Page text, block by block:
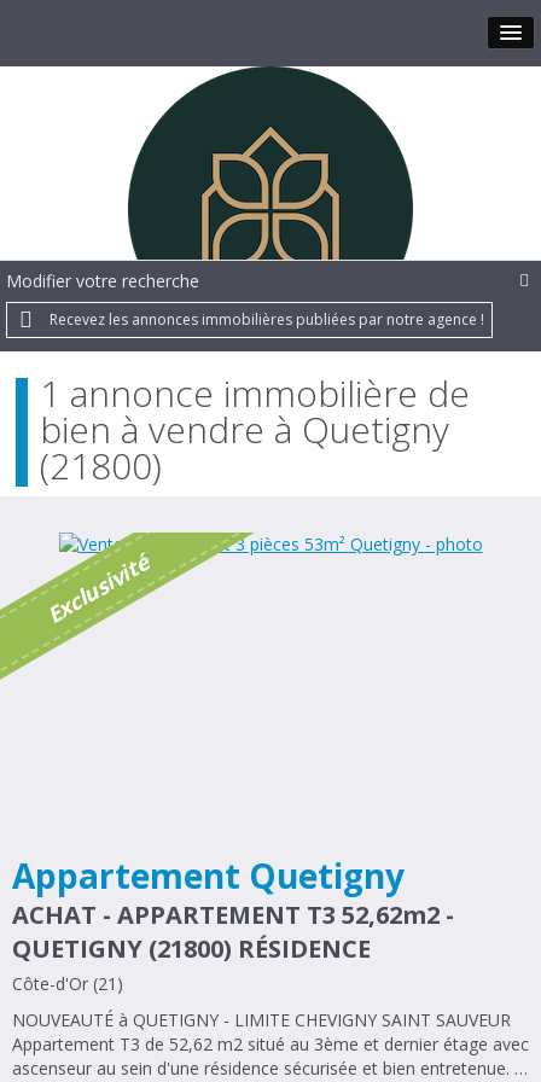
Modifier votre recherche
Recevez les annonces immobilières publiées par notre agence !
1 annonce immobilière de
bien à vendre à Quetigny
(21800)
E
x
c
l
u
s
i
v
i
t
é
Appartement Quetigny
ACHAT - APPARTEMENT T3 52,62m2 -
QUETIGNY (21800) RÉSIDENCE
Côte-d'Or (21)
NOUVEAUTÉ à QUETIGNY - LIMITE CHEVIGNY SAINT SAUVEUR
Appartement T3 de 52,62 m2 situé au 3ème et dernier étage avec
ascenseur au sein d'une résidence sécurisée et bien entretenue. Il